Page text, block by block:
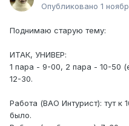
Опубликовано 1
Поднимаю старую тему:
ИТАК, УНИВЕР:
1 пара - 9-00, 2 пара - 10-50
12-30.
Работа (ВАО Интурист): тут к
было.